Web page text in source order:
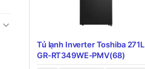
Tủ lạnh Inverter Toshiba 271L
GR-RT349WE-PMV(68)